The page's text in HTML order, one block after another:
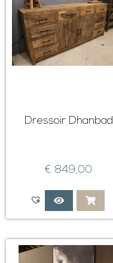
Dressoir Dhanbad
€ 849,00